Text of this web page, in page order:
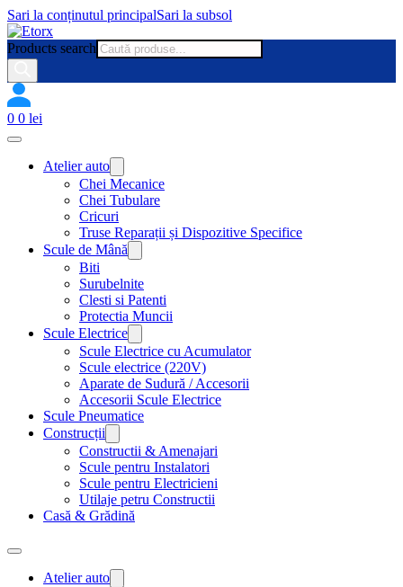
Sari la conținutul principalSari la subsol
Products search
0 0 lei
Atelier auto
Chei Mecanice
Chei Tubulare
Cricuri
Truse Reparații și Dispozitive Specifice
Scule de Mână
Biti
Surubelnite
Clesti si Patenti
Protectia Muncii
Scule Electrice
Scule Electrice cu Acumulator
Scule electrice (220V)
Aparate de Sudură / Accesorii
Accesorii Scule Electrice
Scule Pneumatice
Construcții
Constructii & Amenajari
Scule pentru Instalatori
Scule pentru Electricieni
Utilaje petru Constructii
Casă & Grădină
Atelier auto